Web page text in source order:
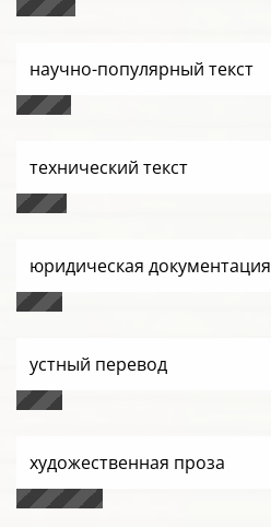
научно-популярный текст
технический текст
юридическая документация
устный перевод
художественная проза